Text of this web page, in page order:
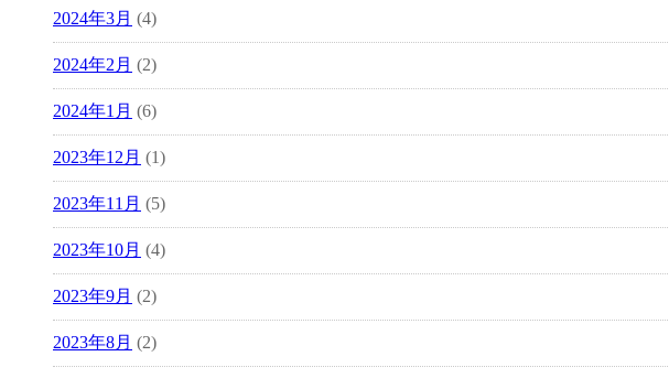
2024年3月 (4)
2024年2月 (2)
2024年1月 (6)
2023年12月 (1)
2023年11月 (5)
2023年10月 (4)
2023年9月 (2)
2023年8月 (2)